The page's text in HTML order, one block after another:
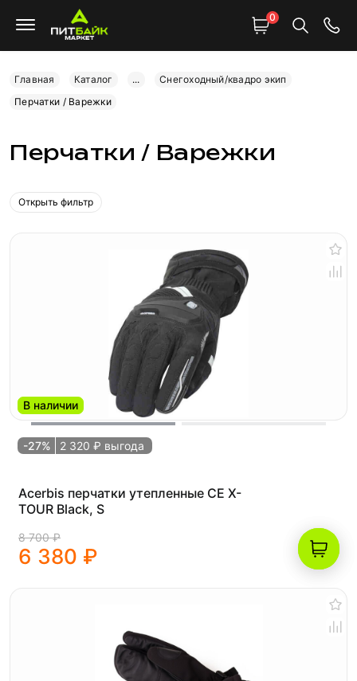
0
Главная Каталог ...
Снегоходный/квадро экип
Перчатки / Варежки
Перчатки / Варежки
Открыть фильтр
В наличии
-27% 2 320 ₽ выгода
Acerbis перчатки утепленные CE X-
TOUR Black, S
8 700 ₽
6 380 ₽